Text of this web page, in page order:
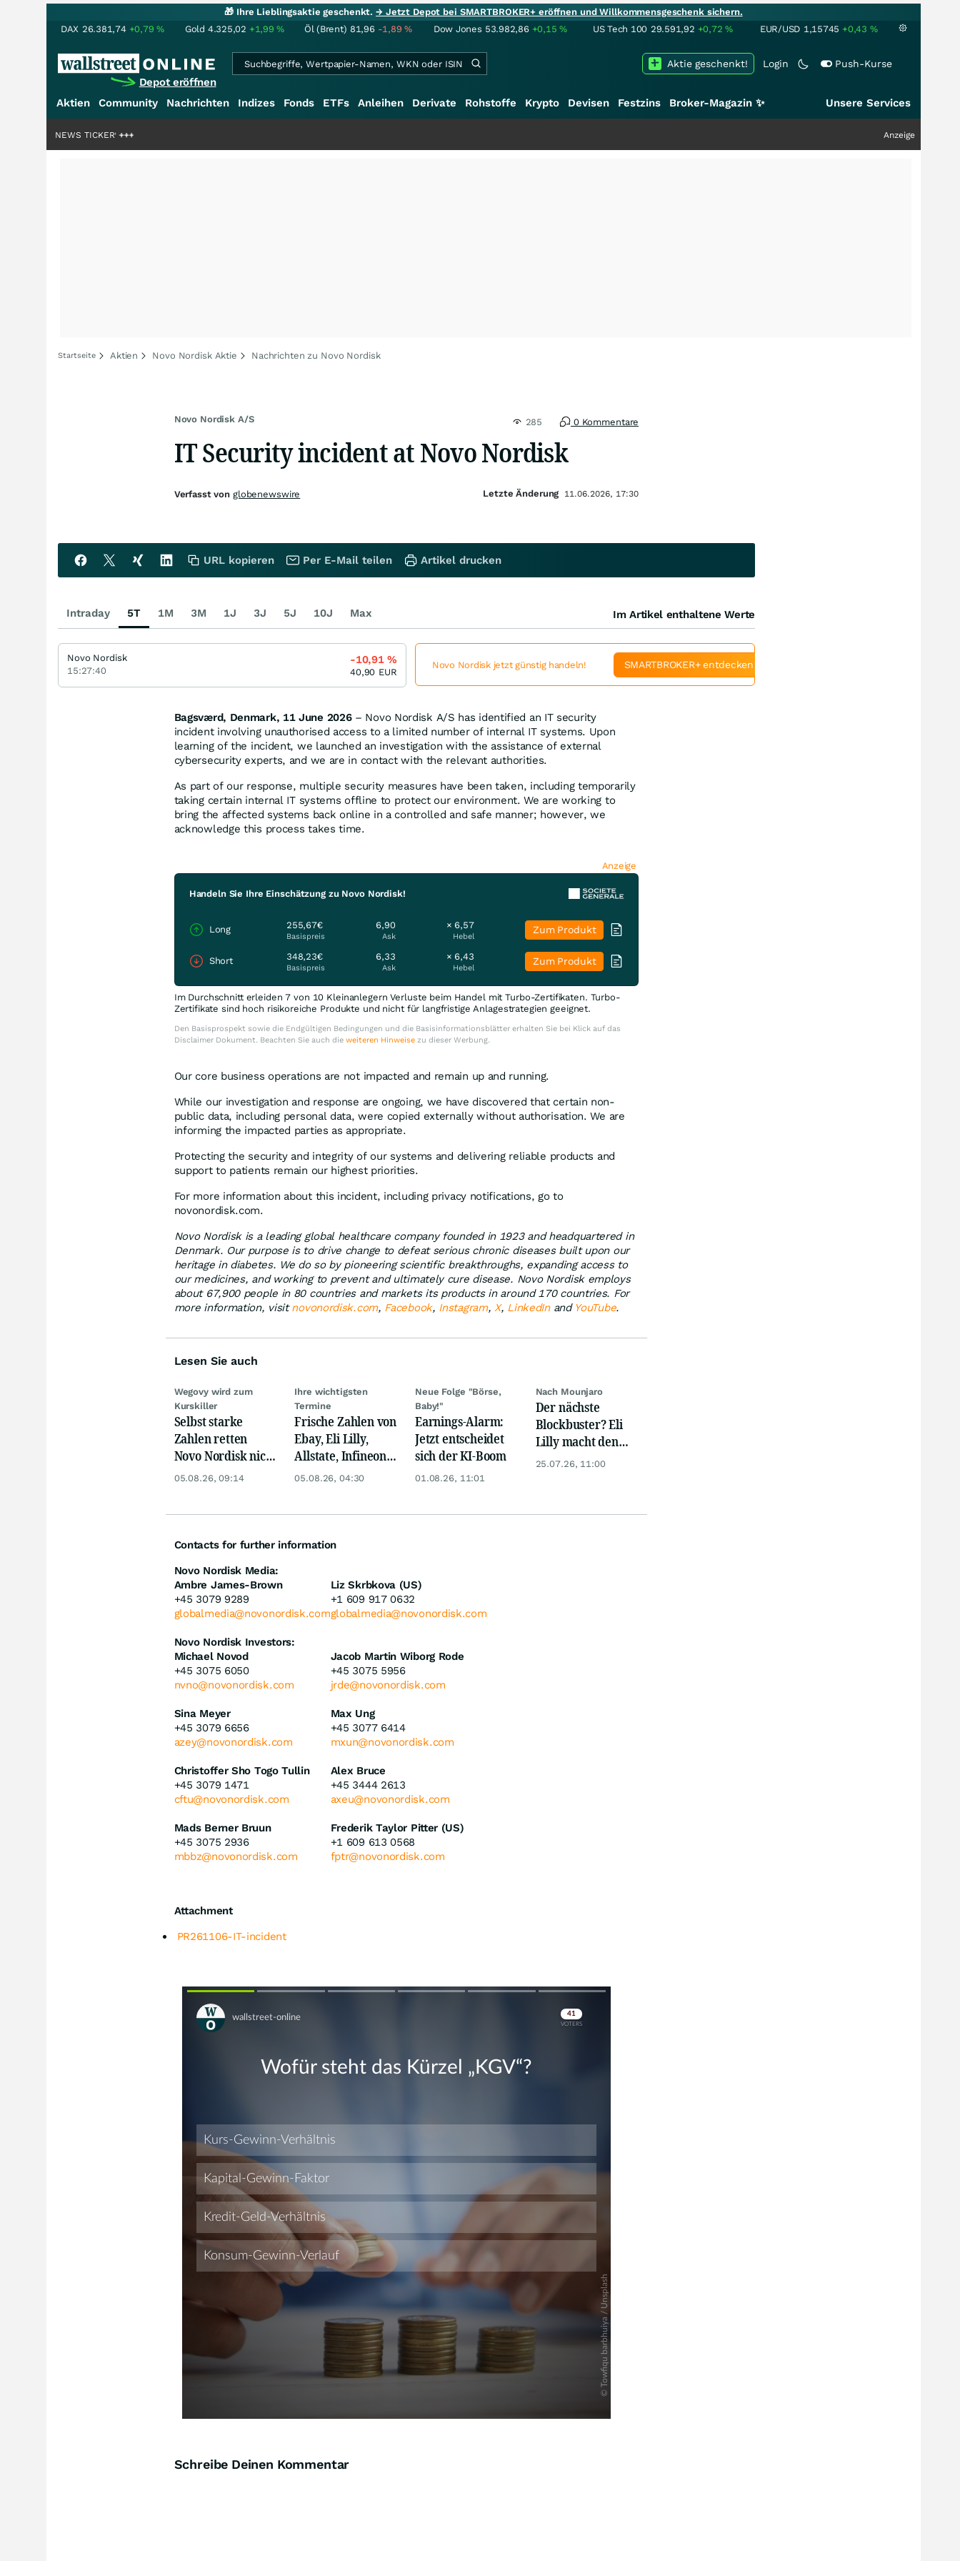
🎁 Ihre Lieblingsaktie geschenkt.→ Jetzt Depot bei SMARTBROKER+ eröffnen und Willkommensgeschenk sichern.
DAX 26.381,74 +0,79% Gold 4.325,02 +1,99% Öl (Brent) 81,96 -1,89% Dow Jones 53.982,86 +0,15% US Tech 100 29.591,92 +0,72% EUR/USD 1,15745 +0,43 %
Depot eröffnen
Login Push-Kurse
Aktie geschenkt!
Aktien Community Nachrichten Indizes Fonds ETFs Anleihen Derivate Rohstoffe Krypto Devisen Festzins Broker-Magazin ✨ Unsere Services
+++ Anzeige
NEWS TICKER
Startseite Aktien Novo Nordisk Aktie Nachrichten zu Novo Nordisk
Novo Nordisk A/S 285 0 Kommentare
IT Security incident at Novo Nordisk
Bagsværd, Denmark, 11 June 2026– Novo Nordisk A/S has identified an IT security
incident involving unauthorised access to a limited number of internal IT systems. Upon
learning of the incident, we launched an investigation with the assistance of external
cybersecurity experts, and we are in contact with the relevant authorities.
As part of our response, multiple security measures have been taken, including temporarily
taking certain internal IT systems offline to protect our environment. We are working to
bring the affected systems back online in a controlled and safe manner; however, we
acknowledge this process takes time.
Anzeige
Handeln Sie Ihre Einschätzung zu Novo Nordisk!
Long 255,67€
Basispreis
6,90
Ask
× 6,57
Hebel
Zum Produkt
Short 348,23€
Basispreis
6,33
Ask
× 6,43
Hebel
Zum Produkt
Im Durchschnitt erleiden 7 von 10 Kleinanlegern Verluste beim Handel mit Turbo-Zertifikaten. Turbo-
Zertifikate sind hoch risikoreiche Produkte und nicht für langfristige Anlagestrategien geeignet.
Den Basisprospekt sowie die Endgültigen Bedingungen und die Basisinformationsblätter erhalten Sie bei Klick auf das
Disclaimer Dokument. Beachten Sie auch die weiteren Hinweisezu dieser Werbung.
Our core business operations are not impacted and remain up and running.
While our investigation and response are ongoing, we have discovered that certain non-
public data, including personal data, were copied externally without authorisation. We are
informing the impacted parties as appropriate.
Protecting the security and integrity of our systems and delivering reliable products and
support to patients remain our highest priorities.
For more information about this incident, including privacy notifications, go to
novonordisk.com.
Novo Nordisk is a leading global healthcare company founded in 1923 and headquartered in
Denmark. Our purpose is to drive change to defeat serious chronic diseases built upon our
heritage in diabetes. We do so by pioneering scientific breakthroughs, expanding access to
our medicines, and working to prevent and ultimately cure disease. Novo Nordisk employs
about 67,900 people in 80 countries and markets its products in around 170 countries. For
more information, visit novonordisk.com, Facebook, Instagram, X, LinkedIn and YouTube.
Lesen Sie auch
Wegovy wird zum
Kurskiller
Selbst starke
Zahlen retten
Novo Nordisk nicht
mehr
05.08.26, 09:14
Ihre wichtigsten
Termine
Frische Zahlen von
Ebay, Eli Lilly,
Allstate, Infineon,
Novo Nordisk,
05.08.26, 04:30
Neue Folge "Börse,
Baby!"
Earnings-Alarm:
Jetzt entscheidet
sich der KI-Boom
01.08.26, 11:01
Nach Mounjaro
Der nächste
Blockbuster? Eli
Lilly macht den
Weg für 2027 frei
25.07.26, 11:00
Contacts for further information
Novo Nordisk Media:
Ambre James-Brown
+45 3079 9289
globalmedia@novonordisk.com
Liz Skrbkova (US)
+1 609 917 0632
globalmedia@novonordisk.com
Novo Nordisk Investors:
Michael Novod
+45 3075 6050
nvno@novonordisk.com
Jacob Martin Wiborg Rode
+45 3075 5956
jrde@novonordisk.com
Sina Meyer
+45 3079 6656
azey@novonordisk.com
Max Ung
+45 3077 6414
mxun@novonordisk.com
Christoffer Sho Togo Tullin
+45 3079 1471
cftu@novonordisk.com
Alex Bruce
+45 3444 2613
axeu@novonordisk.com
Mads Berner Bruun
+45 3075 2936
mbbz@novonordisk.com
Frederik Taylor Pitter (US)
+1 609 613 0568
fptr@novonordisk.com
Attachment
PR261106-IT-incident
Skip
Skip
Schreibe Deinen Kommentar
Verfasst von globenewswire Letzte Änderung 11.06.2026, 17:30
URL kopieren Per E-Mail teilen Artikel drucken
Intraday 5T 1M 3M 1J 3J 5J 10J Max Im Artikel enthaltene Werte
Novo Nordisk
15:27:40
-10,91%
40,90 EUR
Novo Nordisk jetzt günstig handeln! SMARTBROKER+ entdecken